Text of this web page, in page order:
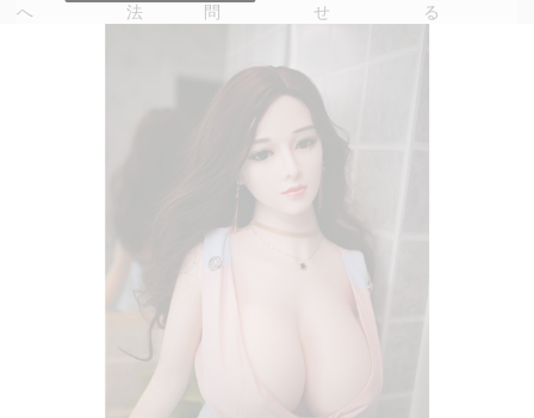
へ
法
問
せ
る